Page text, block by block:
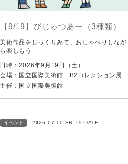
【9/19】びじゅつあー（3種類）
美術作品をじっくりみて、おしゃべりしなが
ら楽しもう
日時：2026年9月19日（土）
会場：国立国際美術館 B2コレクション展
主催：国立国際美術館
イベント 2026.07.10 FRI UPDATE